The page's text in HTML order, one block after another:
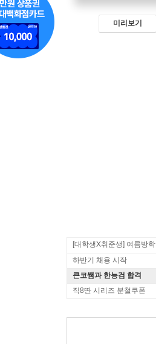
미리보기
[대학생X취준생] 여름방학
하반기 채용 시작
큰코쌤과 한능검 합격
직8딴 시리즈 분철쿠폰